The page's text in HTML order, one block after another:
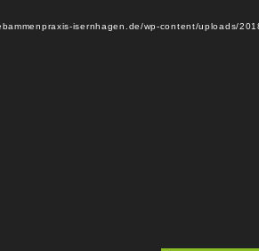
isernhagen.de/wp-content/uploads/